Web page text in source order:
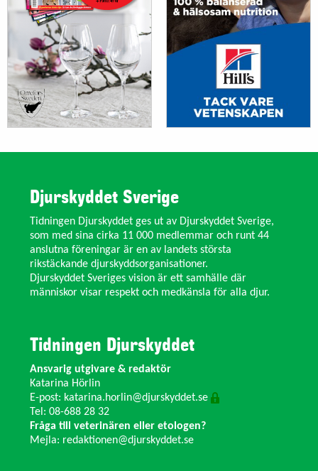
Djurskyddet Sverige
Tidningen Djurskyddet ges ut av Djurskyddet Sverige,
som med sina cirka 11 000 medlemmar och runt 44
anslutna föreningar är en av landets största
rikstäckande djurskyddsorganisationer.
Djurskyddet Sveriges vision är ett samhälle där
människor visar respekt och medkänsla för alla djur.
Tidningen Djurskyddet
Ansvarig utgivare & redaktör
Katarina Hörlin
E-post: katarina.horlin@djurskyddet.se
Tel: 08-688 28 32
Fråga till veterinären eller etologen?
Mejla: redaktionen@djurskyddet.se